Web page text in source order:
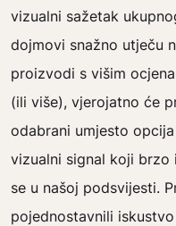
vizualni sažetak
dojmovi snažno utječu
proizvodi s višim
(ili više), vjerojatno će
odabrani umjesto
vizualni signal koji brzo
se u našoj podsvijesti.
pojednostavnili